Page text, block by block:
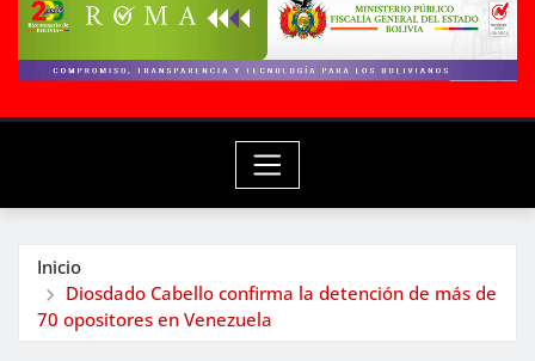
Inicio
Diosdado Cabello confirma la detención de más de
70 opositores en Venezuela